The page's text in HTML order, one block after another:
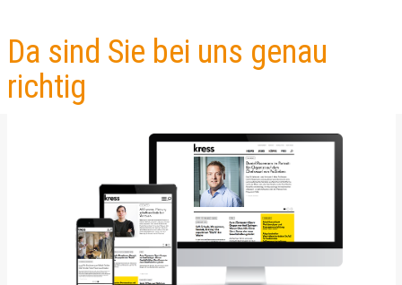
Da sind Sie bei uns genau
richtig